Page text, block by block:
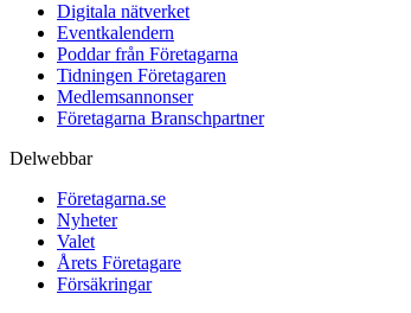
Digitala nätverket
Eventkalendern
Poddar från Företagarna
Tidningen Företagaren
Medlemsannonser
Företagarna Branschpartner
Delwebbar
Företagarna.se
Nyheter
Valet
Årets Företagare
Försäkringar